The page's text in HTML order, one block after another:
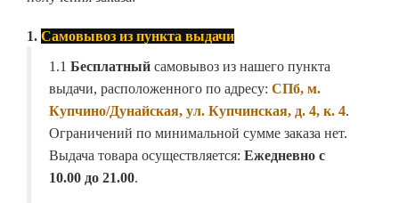
1. Самовывоз из пункта выдачи
1.1 Бесплатный самовывоз из нашего пункта
выдачи, расположенного по адресу: СПб, м.
Купчино/Дунайская, ул. Купчинская, д. 4, к. 4.
Ограничений по минимальной сумме заказа нет.
Выдача товара осуществляется: Ежедневно с
10.00 до 21.00.